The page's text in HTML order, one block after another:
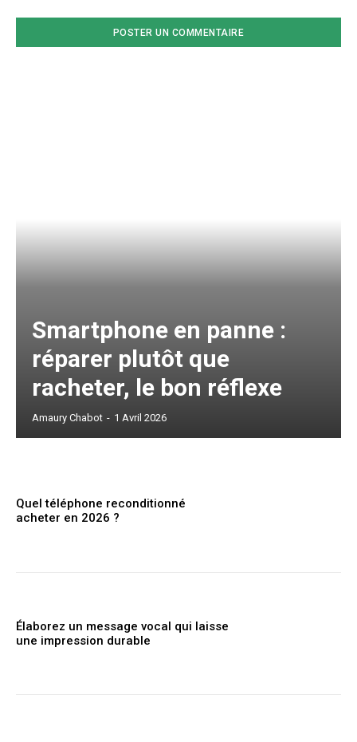
Smartphone en panne :
réparer plutôt que
racheter, le bon réflexe
Amaury Chabot - 1 Avril 2026
Quel téléphone reconditionné
acheter en 2026 ?
Élaborez un message vocal qui laisse
une impression durable